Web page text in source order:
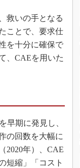
救いの手となる
ことで、要求仕
を十分に確保で
、CAEを用いた
早期に発見し、
の回数を大幅に
2020年）、CAE
短縮」「コスト